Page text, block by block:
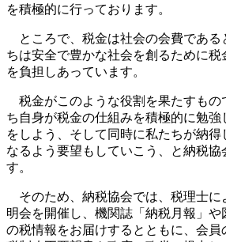
を積極的に行っております。
ところで、税金は社会の会費である
ちは安全で豊かな社会を創るために
を負担しあっています。
税金がこのような役割を果たすもの
ち自身が税金の仕組みを積極的に勉強
をしよう、そして同時に私たちが納得
なるよう要望もしていこう、と納税協
す。
そのため、納税協会では、税理士に
明会を開催し、機関誌「納税月報」
の税情報をお届けするとともに、会員